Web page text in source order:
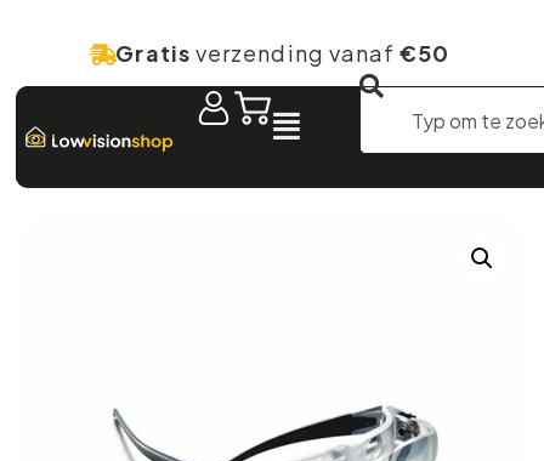
Gratis verzending vanaf €50